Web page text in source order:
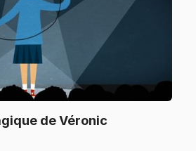
de Véronic